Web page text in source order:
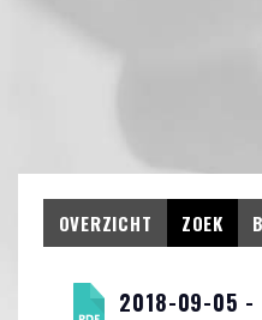
OVERZICHT ZOEK
2018-09-05 -